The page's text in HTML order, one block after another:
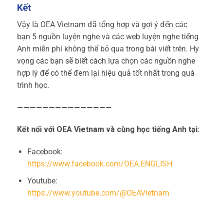
Kết
Vậy là OEA Vietnam đã tổng hợp và gợi ý đến các
bạn 5 nguồn luyện nghe và các web luyện nghe tiếng
Anh miễn phí không thể bỏ qua trong bài viết trên. Hy
vọng các bạn sẽ biết cách lựa chọn các nguồn nghe
hợp lý để có thể đem lại hiệu quả tốt nhất trong quá
trình học.
———————————————
Kết nối với OEA Vietnam và cùng học tiếng Anh tại:
Facebook:
https://www.facebook.com/OEA.ENGLISH
Youtube:
https://www.youtube.com/@OEAVietnam